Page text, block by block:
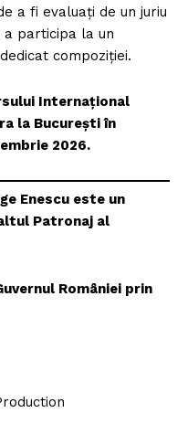
a fi evaluați de un juriu
participa la un
compoziției.
Internațional
la București în
2026.
Enescu este un
Patronaj al
României prin